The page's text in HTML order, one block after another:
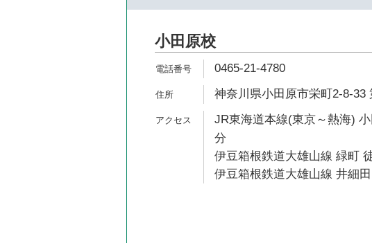
小田原校
0465-21-4780
神奈川県小田原市栄町2-8-33
JR東海道本線(東京～熱海)
分
伊豆箱根鉄道大雄山線 緑町
伊豆箱根鉄道大雄山線 井細